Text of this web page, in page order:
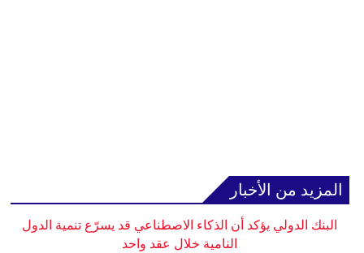
المزيد من الأخبار
البنك الدولي يؤكد أن الذكاء الاصطناعي قد يسرّع تنمية الدول
النامية خلال عقد واحد